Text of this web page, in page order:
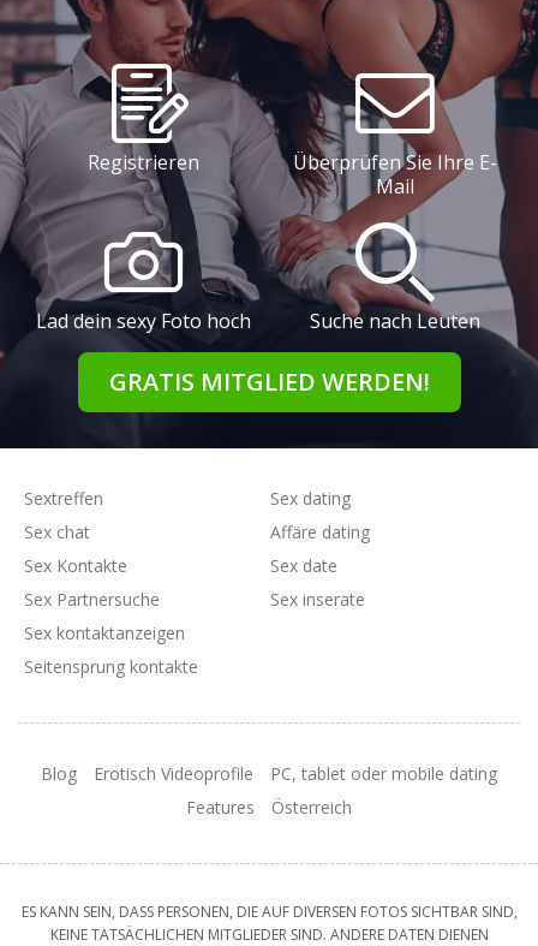
Registrieren
Überprüfen Sie Ihre E-
Mail
Lad dein sexy Foto hoch Suche nach Leuten
GRATIS MITGLIED WERDEN!
Sextreffen
Sex chat
Sex Kontakte
Sex dating
Affäre dating
Sex date
Sex Partnersuche
Sex kontaktanzeigen
Seitensprung kontakte
Sex inserate
Blog Erotisch Videoprofile
PC, tablet oder mobile dating
Features
Österreich
ES KANN SEIN, DASS PERSONEN, DIE AUF DIVERSEN FOTOS SICHTBAR SIND,
KEINE TATSÄCHLICHEN MITGLIEDER SIND. ANDERE DATEN DIENEN